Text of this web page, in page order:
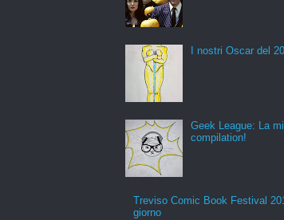
I nostri Oscar del
Geek League: La
compilation!
Treviso Comic Book Festival
giorno